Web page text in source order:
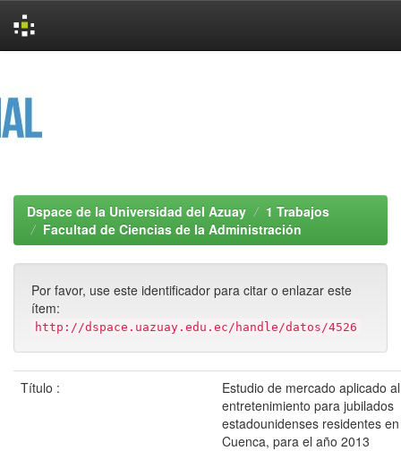
Dspace de la Universidad del Azuay
1 Trabajos
Facultad de Ciencias de la Administración
Por favor, use este identificador para citar o enlazar este
ítem:
http://dspace.uazuay.edu.ec/handle/datos/4526
Título :
Estudio de mercado aplicado
entretenimiento para jubilados
estadounidenses residentes
Cuenca, para el año 2013